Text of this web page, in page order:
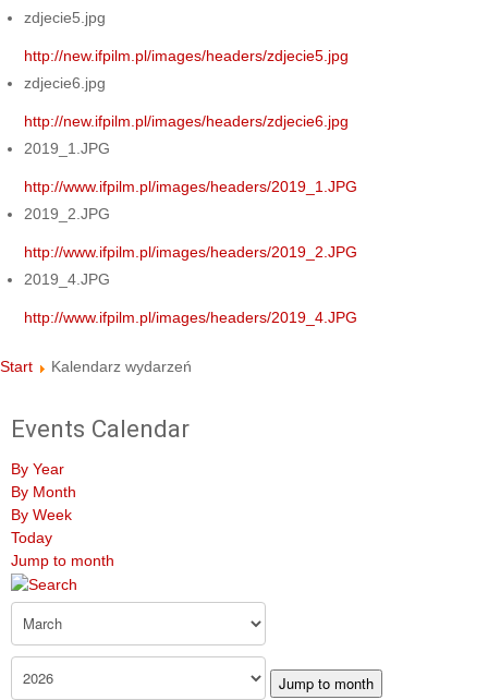
zdjecie5.jpg
http://new.ifpilm.pl/images/headers/zdjecie5.jpg
zdjecie6.jpg
http://new.ifpilm.pl/images/headers/zdjecie6.jpg
2019_1.JPG
http://www.ifpilm.pl/images/headers/2019_1.JPG
2019_2.JPG
http://www.ifpilm.pl/images/headers/2019_2.JPG
2019_4.JPG
http://www.ifpilm.pl/images/headers/2019_4.JPG
Start Kalendarz wydarzeń
Events Calendar
By Year
By Month
By Week
Today
Jump to month
Jump to month